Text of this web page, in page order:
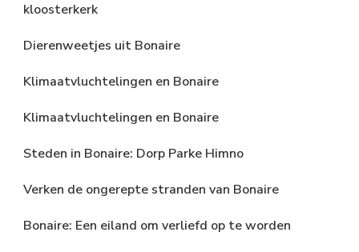
kloosterkerk
Dierenweetjes uit Bonaire
Klimaatvluchtelingen en Bonaire
Klimaatvluchtelingen en Bonaire
Steden in Bonaire: Dorp Parke Himno
Verken de ongerepte stranden van Bonaire
Bonaire: Een eiland om verliefd op te worden